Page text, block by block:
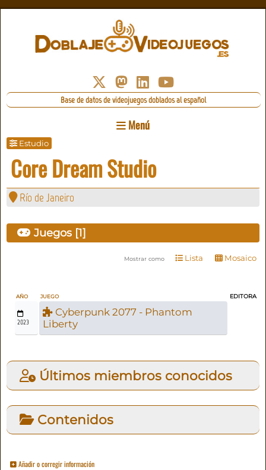
Base de datos de videojuegos doblados al español
Menú
Estudio
Core Dream Studio
Río de Janeiro
Juegos [1]
Mostrar como Lista Mosaico
AÑO JUEGO EDITORA
2023
Cyberpunk 2077 - Phantom
Liberty
Últimos miembros conocidos
Contenidos
Añadir o corregir información